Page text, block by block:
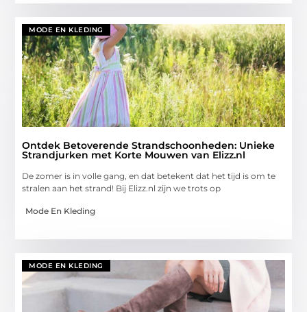
MODE EN KLEDING
Ontdek Betoverende Strandschoonheden: Unieke
Strandjurken met Korte Mouwen van Elizz.nl
De zomer is in volle gang, en dat betekent dat het tijd is om te
stralen aan het strand! Bij Elizz.nl zijn we trots op
Mode En Kleding
MODE EN KLEDING